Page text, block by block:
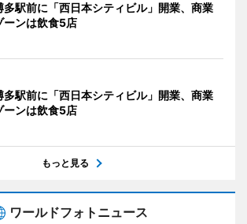
多駅前に「西日本シティビル」開業、商業
ーンは飲食5店
多駅前に「西日本シティビル」開業、商業
ーンは飲食5店
もっと見る
ワールドフォトニュース